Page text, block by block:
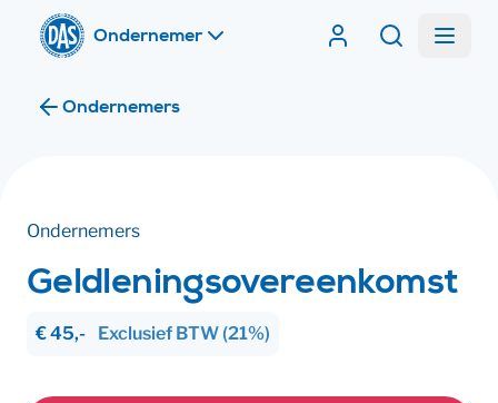
Ik ben
Home
Contracten van
ZoekenMenu
Ondernemers
Ondernemers
Geldleningsovereenkomst
€ 45,- Exclusief BTW (21%)